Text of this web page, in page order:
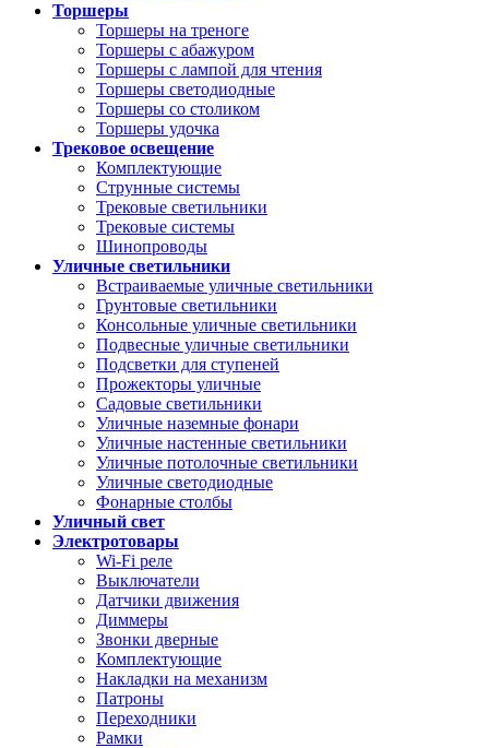
Торшеры
Торшеры на треноге
Торшеры с абажуром
Торшеры с лампой для чтения
Торшеры светодиодные
Торшеры со столиком
Торшеры удочка
Трековое освещение
Комплектующие
Струнные системы
Трековые светильники
Трековые системы
Шинопроводы
Уличные светильники
Встраиваемые уличные светильники
Грунтовые светильники
Консольные уличные светильники
Подвесные уличные светильники
Подсветки для ступеней
Прожекторы уличные
Садовые светильники
Уличные наземные фонари
Уличные настенные светильники
Уличные потолочные светильники
Уличные светодиодные
Фонарные столбы
Уличный свет
Электротовары
Wi-Fi реле
Выключатели
Датчики движения
Диммеры
Звонки дверные
Комплектующие
Накладки на механизм
Патроны
Переходники
Рамки